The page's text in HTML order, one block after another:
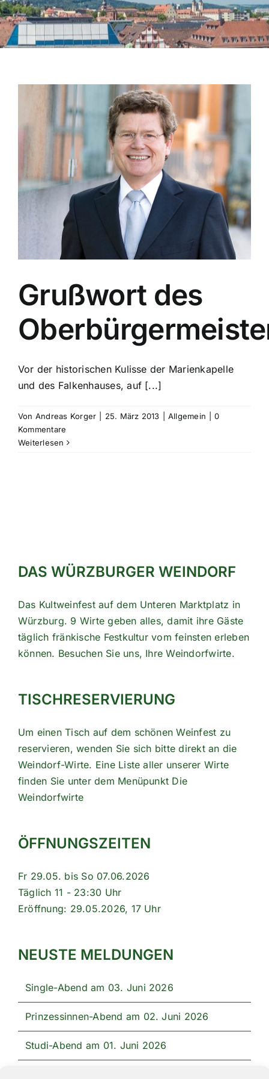
Grußwort des
Vor der historischen Kulisse der Marienkapelle
und des Falkenhauses, auf [...]
Von Andreas Korger 25. März 2013 Allgemein
0
Kommentare
Weiterlesen
DAS WÜRZBURGER WEINDORF
Das Kultweinfest auf dem Unteren Marktplatz in
Würzburg. 9 Wirte geben alles, damit ihre Gäste
täglich fränkische Festkultur vom feinsten erleben
können. Besuchen Sie uns, Ihre Weindorfwirte.
TISCHRESERVIERUNG
Um einen Tisch auf dem schönen Weinfest zu
reservieren, wenden Sie sich bitte direkt an die
Weindorf-Wirte. Eine Liste aller unserer Wirte
finden Sie unter dem Menüpunkt Die
Weindorfwirte
ÖFFNUNGSZEITEN
Fr 29.05. bis So 07.06.2026
Täglich 11 - 23:30 Uhr
Eröffnung: 29.05.2026, 17 Uhr
NEUSTE MELDUNGEN
Single-Abend am 03. Juni 2026
Prinzessinnen-Abend am 02. Juni 2026
Studi-Abend am 01. Juni 2026